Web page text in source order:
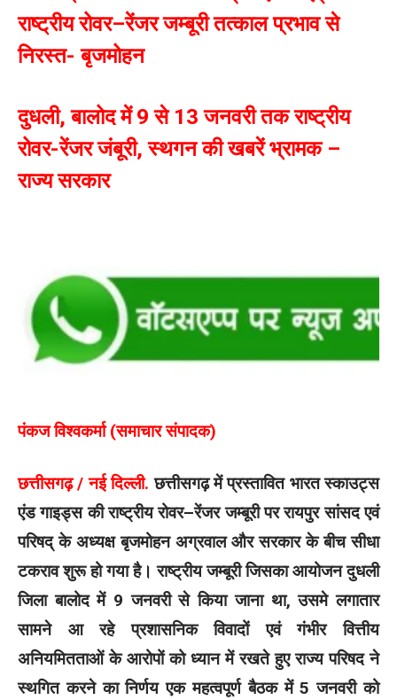
राष्ट्रीय रोवर–रेंजर जम्बूरी तत्काल प्रभाव से
निरस्त- बृजमोहन
दुधली, बालोद में 9 से 13 जनवरी तक राष्ट्रीय
रोवर-रेंजर जंबूरी, स्थगन की खबरें भ्रामक –
राज्य सरकार
पंकज विश्वकर्मा (समाचार संपादक)
छत्तीसगढ़ / नई दिल्ली. छत्तीसगढ़ में प्रस्तावित भारत स्काउट्स
एंड गाइड्स की राष्ट्रीय रोवर–रेंजर जम्बूरी पर रायपुर सांसद एवं
परिषद् के अध्यक्ष बृजमोहन अग्रवाल और सरकार के बीच सीधा
टकराव शुरू हो गया है। राष्ट्रीय जम्बूरी जिसका आयोजन दुधली
जिला बालोद में 9 जनवरी से किया जाना था, उसमे लगातार
सामने आ रहे प्रशासनिक विवादों एवं गंभीर वित्तीय
अनियमितताओं के आरोपों को ध्यान में रखते हुए राज्य परिषद ने
स्थगित करने का निर्णय एक महत्वपूर्ण बैठक में 5 जनवरी को